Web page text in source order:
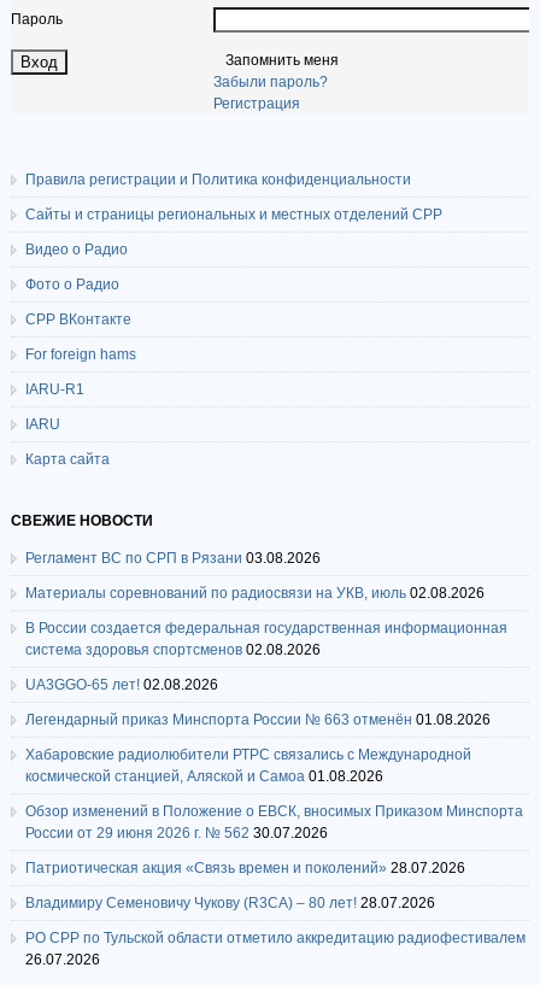
Пароль
Запомнить меня
Забыли пароль?
Регистрация
Правила регистрации и Политика конфиденциальности
Сайты и страницы региональных и местных отделений СРР
Видео о Радио
Фото о Радио
СРР ВКонтакте
For foreign hams
IARU-R1
IARU
Карта сайта
СВЕЖИЕ НОВОСТИ
Регламент ВС по СРП в Рязани 03.08.2026
Материалы соревнований по радиосвязи на УКВ, июль 02.08.2026
В России создается федеральная государственная информационная
система здоровья спортсменов 02.08.2026
UA3GGO-65 лет! 02.08.2026
Легендарный приказ Минспорта России № 663 отменён 01.08.2026
Хабаровские радиолюбители РТРС связались с Международной
космической станцией, Аляской и Самоа 01.08.2026
Обзор изменений в Положение о ЕВСК, вносимых Приказом Минспорта
России от 29 июня 2026 г. № 562 30.07.2026
Патриотическая акция «Связь времен и поколений» 28.07.2026
Владимиру Семеновичу Чукову (R3CA) – 80 лет! 28.07.2026
РО СРР по Тульской области отметило аккредитацию радиофестивалем
26.07.2026